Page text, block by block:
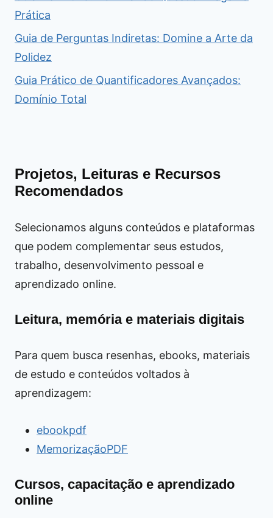
Prática
Guia de Perguntas Indiretas: Domine a Arte da
Polidez
Guia Prático de Quantificadores Avançados:
Domínio Total
Projetos, Leituras e Recursos
Recomendados
Selecionamos alguns conteúdos e plataformas
que podem complementar seus estudos,
trabalho, desenvolvimento pessoal e
aprendizado online.
Leitura, memória e materiais digitais
Para quem busca resenhas, ebooks, materiais
de estudo e conteúdos voltados à
aprendizagem:
ebookpdf
MemorizaçãoPDF
Cursos, capacitação e aprendizado
online